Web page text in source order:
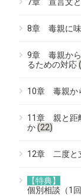
8章 毒親に
9章 毒親から
るための対応
10章 毒親か
11章 親と距
か(22)
12章 二度と
【特典】
個別相談（1